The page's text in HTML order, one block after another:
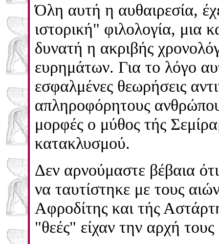
Όλη αυτή η αυθαιρεσία,
ιστορική" φιλολογία, μια
δυνατή η ακριβής
ευρημάτων. Για το λόγο
εσφαλμένες θεωρήσεις
απληροφόρητους
μορφές ο μύθος τής
κατακλυσμού.
Δεν αρνούμαστε βέβαια
να ταυτίστηκε με τους
Αφροδίτης και τής
"θεές" είχαν την αρχή